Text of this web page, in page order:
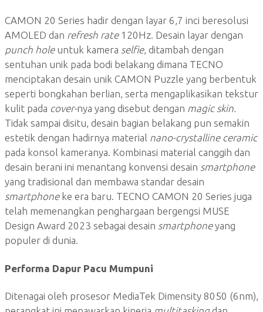
CAMON 20 Series hadir dengan layar 6,7 inci beresolusi
AMOLED dan refresh rate 120Hz. Desain layar dengan
punch hole untuk kamera selfie, ditambah dengan
sentuhan unik pada bodi belakang dimana TECNO
menciptakan desain unik CAMON Puzzle yang berbentuk
seperti bongkahan berlian, serta mengaplikasikan tekstur
kulit pada cover-nya yang disebut dengan magic skin.
Tidak sampai disitu, desain bagian belakang pun semakin
estetik dengan hadirnya material nano-crystalline ceramic
pada konsol kameranya. Kombinasi material canggih dan
desain berani ini menantang konvensi desain smartphone
yang tradisional dan membawa standar desain
smartphone ke era baru. TECNO CAMON 20 Series juga
telah memenangkan penghargaan bergengsi MUSE
Design Award 2023 sebagai desain smartphoneyang
populer di dunia.
Performa Dapur Pacu Mumpuni
Ditenagai oleh prosesor MediaTek Dimensity 8050 (6nm),